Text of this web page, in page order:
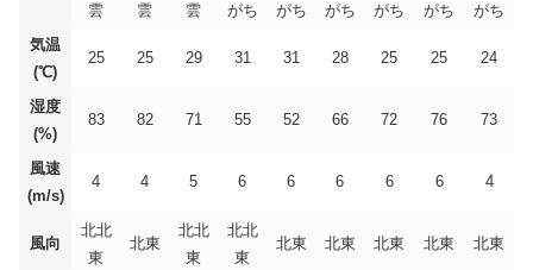
雲
雲
雲
がち
がち
がち
がち
がち
がち
気温
(℃)
25 25 29 31 31 28 25 25 24
湿度
(%)
83 82 71 55 52 66 72 76 73
風速
(m/s)
4 4 5 6 6 6 6 6 4
風向
北北
東
北東
北北
東
北北
東
北東 北東 北東 北東 北東